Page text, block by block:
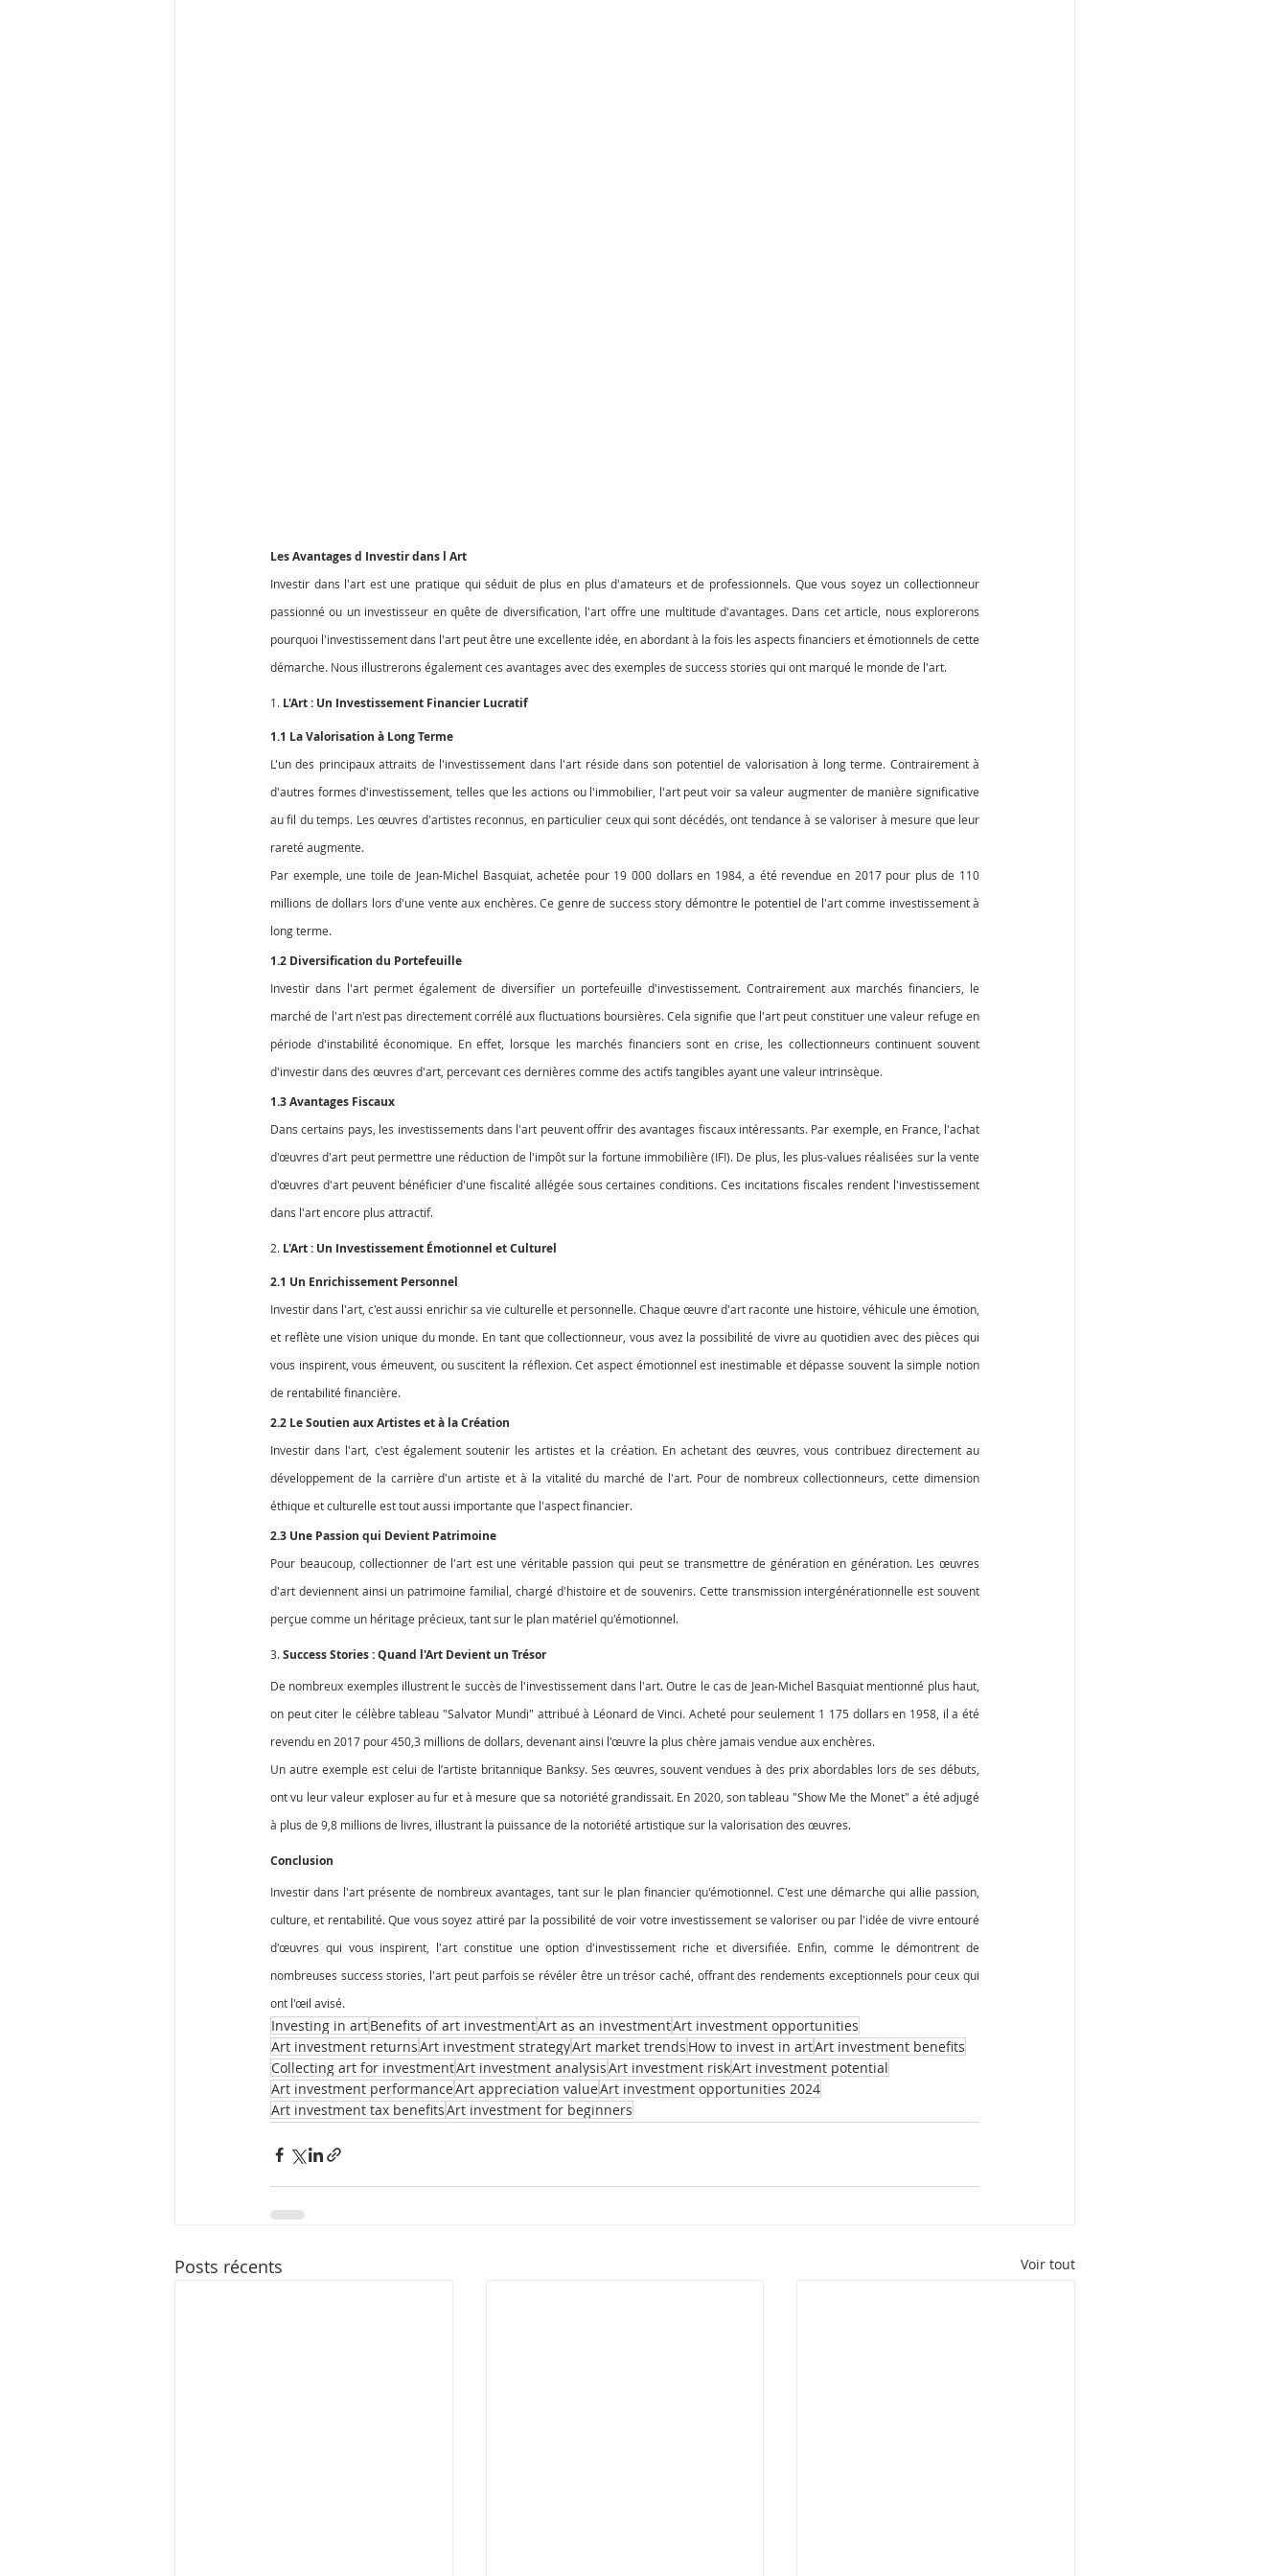
Les Avantages d Investir dans l Art
Investir dans l'art est une pratique qui séduit de plus en plus d'amateurs et de professionnels. Que vous soyez un collectionneur
passionné ou un investisseur en quête de diversification, l'art offre une multitude d'avantages. Dans cet article, nous explorerons
pourquoi l'investissement dans l'art peut être une excellente idée, en abordant à la fois les aspects financiers et émotionnels de cette
démarche. Nous illustrerons également ces avantages avec des exemples de success stories qui ont marqué le monde de l'art.
1. L'Art : Un Investissement Financier Lucratif
1.1 La Valorisation à Long Terme
L'un des principaux attraits de l'investissement dans l'art réside dans son potentiel de valorisation à long terme. Contrairement à
d'autres formes d'investissement, telles que les actions ou l'immobilier, l'art peut voir sa valeur augmenter de manière significative
au fil du temps. Les œuvres d'artistes reconnus, en particulier ceux qui sont décédés, ont tendance à se valoriser à mesure que leur
rareté augmente.
Par exemple, une toile de Jean-Michel Basquiat, achetée pour 19 000 dollars en 1984, a été revendue en 2017 pour plus de 110
millions de dollars lors d'une vente aux enchères. Ce genre de success story démontre le potentiel de l'art comme investissement à
long terme.
1.2 Diversification du Portefeuille
Investir dans l'art permet également de diversifier un portefeuille d'investissement. Contrairement aux marchés financiers, le
marché de l'art n'est pas directement corrélé aux fluctuations boursières. Cela signifie que l'art peut constituer une valeur refuge en
période d'instabilité économique. En effet, lorsque les marchés financiers sont en crise, les collectionneurs continuent souvent
d'investir dans des œuvres d'art, percevant ces dernières comme des actifs tangibles ayant une valeur intrinsèque.
1.3 Avantages Fiscaux
Dans certains pays, les investissements dans l'art peuvent offrir des avantages fiscaux intéressants. Par exemple, en France, l'achat
d'œuvres d'art peut permettre une réduction de l'impôt sur la fortune immobilière (IFI). De plus, les plus-values réalisées sur la vente
d'œuvres d'art peuvent bénéficier d'une fiscalité allégée sous certaines conditions. Ces incitations fiscales rendent l'investissement
dans l'art encore plus attractif.
2. L'Art : Un Investissement Émotionnel et Culturel
2.1 Un Enrichissement Personnel
Investir dans l'art, c'est aussi enrichir sa vie culturelle et personnelle. Chaque œuvre d'art raconte une histoire, véhicule une émotion,
et reflète une vision unique du monde. En tant que collectionneur, vous avez la possibilité de vivre au quotidien avec des pièces qui
vous inspirent, vous émeuvent, ou suscitent la réflexion. Cet aspect émotionnel est inestimable et dépasse souvent la simple notion
de rentabilité financière.
2.2 Le Soutien aux Artistes et à la Création
Investir dans l'art, c'est également soutenir les artistes et la création. En achetant des œuvres, vous contribuez directement au
développement de la carrière d'un artiste et à la vitalité du marché de l'art. Pour de nombreux collectionneurs, cette dimension
éthique et culturelle est tout aussi importante que l'aspect financier.
2.3 Une Passion qui Devient Patrimoine
Pour beaucoup, collectionner de l'art est une véritable passion qui peut se transmettre de génération en génération. Les œuvres
d'art deviennent ainsi un patrimoine familial, chargé d'histoire et de souvenirs. Cette transmission intergénérationnelle est souvent
perçue comme un héritage précieux, tant sur le plan matériel qu'émotionnel.
3. Success Stories : Quand l'Art Devient un Trésor
De nombreux exemples illustrent le succès de l'investissement dans l'art. Outre le cas de Jean-Michel Basquiat mentionné plus haut,
on peut citer le célèbre tableau "Salvator Mundi" attribué à Léonard de Vinci. Acheté pour seulement 1 175 dollars en 1958, il a été
revendu en 2017 pour 450,3 millions de dollars, devenant ainsi l'œuvre la plus chère jamais vendue aux enchères.
Un autre exemple est celui de l’artiste britannique Banksy. Ses œuvres, souvent vendues à des prix abordables lors de ses débuts,
ont vu leur valeur exploser au fur et à mesure que sa notoriété grandissait. En 2020, son tableau "Show Me the Monet" a été adjugé
à plus de 9,8 millions de livres, illustrant la puissance de la notoriété artistique sur la valorisation des œuvres.
Conclusion
Investir dans l'art présente de nombreux avantages, tant sur le plan financier qu'émotionnel. C'est une démarche qui allie passion,
culture, et rentabilité. Que vous soyez attiré par la possibilité de voir votre investissement se valoriser ou par l'idée de vivre entouré
d'œuvres qui vous inspirent, l'art constitue une option d'investissement riche et diversifiée. Enfin, comme le démontrent de
nombreuses success stories, l'art peut parfois se révéler être un trésor caché, offrant des rendements exceptionnels pour ceux qui
ont l'œil avisé.
Investing in artBenefits of art investmentArt as an investmentArt investment opportunities
Art investment returnsArt investment strategyArt market trends How to invest in artArt investment benefits
Collecting art for investmentArt investment analysisArt investment riskArt investment potential
Art investment performanceArt appreciation valueArt investment opportunities 2024
Art investment tax benefitsArt investment for beginners
Posts récents Voir tout